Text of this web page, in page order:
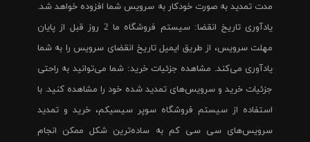
مدت تمدید به صورت خودکار به سرویس شما افزوده خواهد شد.
یادآوری تاریخ انقضا: سیستم فروشگاه ما 2 روز قبل از پایان
مهلت سرویس، از طریق ایمیل تاریخ انقضای سرویس را به شما
یادآوری می‌کند. مشاهده جزئیات خرید: شما می‌توانید به راحتی
جزئیات خرید و سرویس‌های تمدید شده خود را مشاهده کنید. با
استفاده از سیستم فروشگاه سوپر سیسیکم، خرید و تمدید
سرویس‌های سی سی کم به ساده‌ترین شکل ممکن انجام